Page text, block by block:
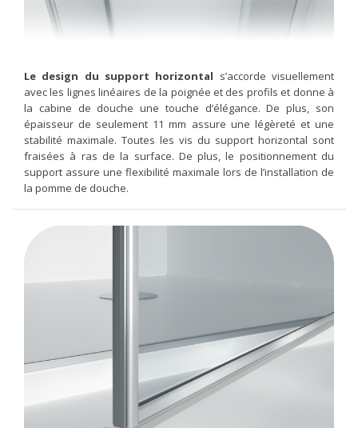
Le design du support horizontal s’accorde visuellement
avec les lignes linéaires de la poignée et des profils et donne à
la cabine de douche une touche d’élégance. De plus, son
épaisseur de seulement 11 mm assure une légèreté et une
stabilité maximale. Toutes les vis du support horizontal sont
fraisées à ras de la surface. De plus, le positionnement du
support assure une flexibilité maximale lors de l’installation de
la pomme de douche.